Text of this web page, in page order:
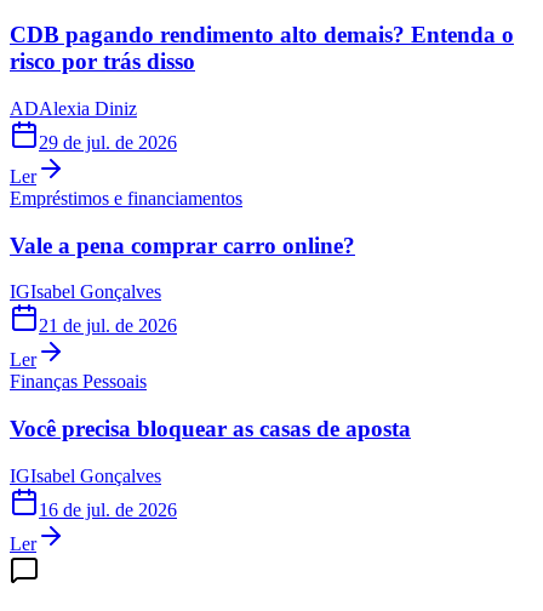
CDB pagando rendimento alto demais? Entenda o
risco por trás disso
ADAlexia Diniz
29 de jul. de 2026
Ler
Empréstimos e financiamentos
Vale a pena comprar carro online?
IGIsabel Gonçalves
21 de jul. de 2026
Ler
Finanças Pessoais
Você precisa bloquear as casas de aposta
IGIsabel Gonçalves
16 de jul. de 2026
Ler